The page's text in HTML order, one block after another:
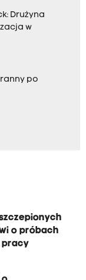
Drużyna
w
po
o próbach
pracy